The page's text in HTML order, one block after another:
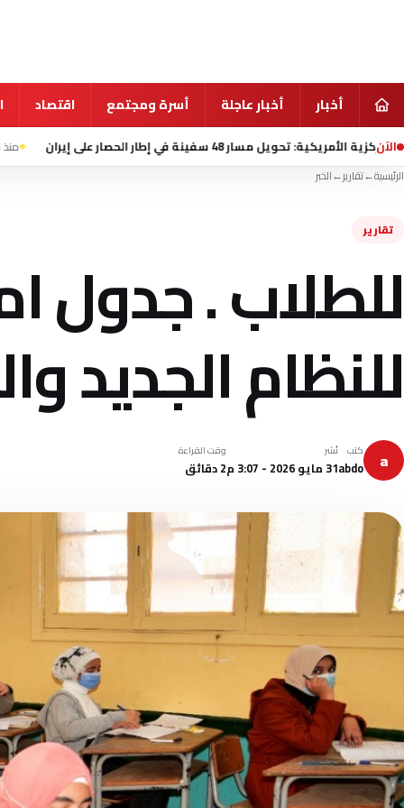
أخبار أخبار عاجلة أسرة ومجتمع اقتصاد
الآن
في إطار الحصار على إيران منذ 6 ساعة هيئة بحرية
الرئيسية←تقارير←الخبر
تقارير
للطلاب . جدول
للنظام الجديد
a كتب
abdo
نُشر
31 مايو 2026 - 3:07 م
وقت القراءة
2 دقائق